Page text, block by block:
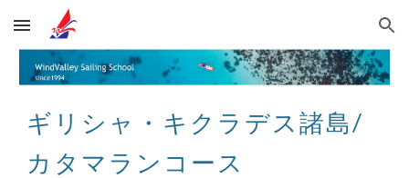
Skip to main content Skip to navigation
ギリシャ・ キクラデス諸島/
カタマランコース